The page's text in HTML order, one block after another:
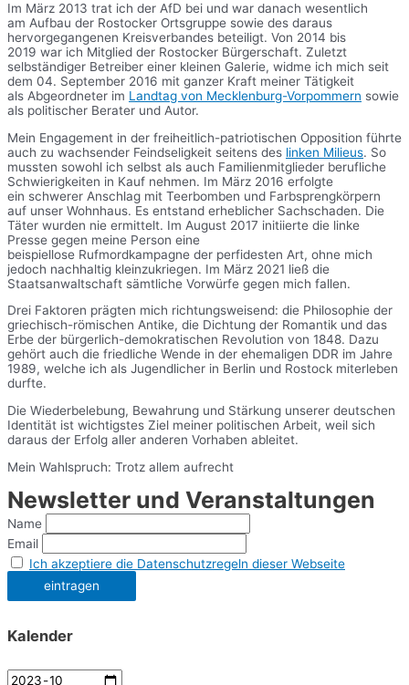
Im März 2013 trat ich der AfD bei und war danach wesentlich
am Aufbau der Rostocker Ortsgruppe sowie des daraus
hervorgegangenen Kreisverbandes beteiligt. Von 2014 bis
2019 war ich Mitglied der Rostocker Bürgerschaft. Zuletzt
selbständiger Betreiber einer kleinen Galerie, widme ich mich seit
dem 04. September 2016 mit ganzer Kraft meiner Tätigkeit
als Abgeordneter im Landtag von Mecklenburg-Vorpommern sowie
als politischer Berater und Autor.
Mein Engagement in der freiheitlich-patriotischen Opposition führte
auch zu wachsender Feindseligkeit seitens des linken Milieus. So
mussten sowohl ich selbst als auch Familienmitglieder berufliche
Schwierigkeiten in Kauf nehmen. Im März 2016 erfolgte
ein schwerer Anschlag mit Teerbomben und Farbsprengkörpern
auf unser Wohnhaus. Es entstand erheblicher Sachschaden. Die
Täter wurden nie ermittelt. Im August 2017 initiierte die linke
Presse gegen meine Person eine
beispiellose Rufmordkampagne der perfidesten Art, ohne mich
jedoch nachhaltig kleinzukriegen. Im März 2021 ließ die
Staatsanwaltschaft sämtliche Vorwürfe gegen mich fallen.
Drei Faktoren prägten mich richtungsweisend: die Philosophie der
griechisch-römischen Antike, die Dichtung der Romantik und das
Erbe der bürgerlich-demokratischen Revolution von 1848. Dazu
gehört auch die friedliche Wende in der ehemaligen DDR im Jahre
1989, welche ich als Jugendlicher in Berlin und Rostock miterleben
durfte.
Die Wiederbelebung, Bewahrung und Stärkung unserer deutschen
Identität ist wichtigstes Ziel meiner politischen Arbeit, weil sich
daraus der Erfolg aller anderen Vorhaben ableitet.
Mein Wahlspruch: Trotz allem aufrecht
Newsletter und Veranstaltungen
Name
Email
Ich akzeptiere die Datenschutzregeln dieser Webseite
Kalender